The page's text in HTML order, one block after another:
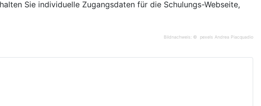
Sie individuelle Zugangsdaten für die Schulungs-Webseite,
Bildnachweis: © pexels Andrea Piacquadio